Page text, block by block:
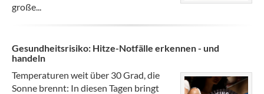
große...
Gesundheitsrisiko: Hitze-Notfälle erkennen - und
handeln
Temperaturen weit über 30 Grad, die
Sonne brennt: In diesen Tagen bringt